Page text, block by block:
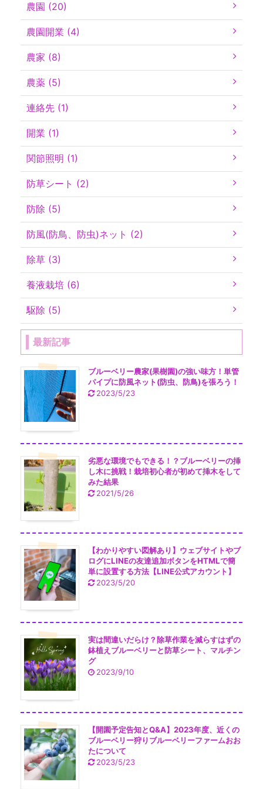
農園 (20)
農園開業 (4)
農家 (8)
農薬 (5)
連絡先 (1)
開業 (1)
関節照明 (1)
防草シート (2)
防除 (5)
防風(防鳥、防虫)ネット (2)
除草 (3)
養液栽培 (6)
駆除 (5)
最新記事
ブルーベリー農家(果樹園)の強い味方！単管
パイプに防風ネット(防虫、防鳥)を張ろう！
2023/5/23
劣悪な環境でもできる！？ブルーベリーの挿
し木に挑戦！栽培初心者が初めて挿木をして
みた結果
2021/5/26
【わかりやすい図解あり】ウェブサイトやブ
ログにLINEの友達追加ボタンをHTMLで簡
単に設置する方法【LINE公式アカウント】
2023/5/20
実は間違いだらけ？除草作業を減らすはずの
鉢植えブルーベリーと防草シート、マルチン
グ
2023/9/10
【開園予定告知とQ&A】2023年度、近くの
ブルーベリー狩りブルーベリーファームおお
たについて
2023/5/23